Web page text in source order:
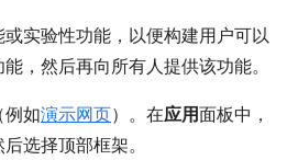
实验性功能，以便构建用户可以
，然后再向所有人提供该功能。
例如演示网页）。在应用面板中，
选择顶部框架。